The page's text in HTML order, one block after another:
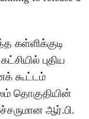
கள்ளிக்குடி
புதிய
கூட்டம்
தொகுதியின்
ஆர்.பி.